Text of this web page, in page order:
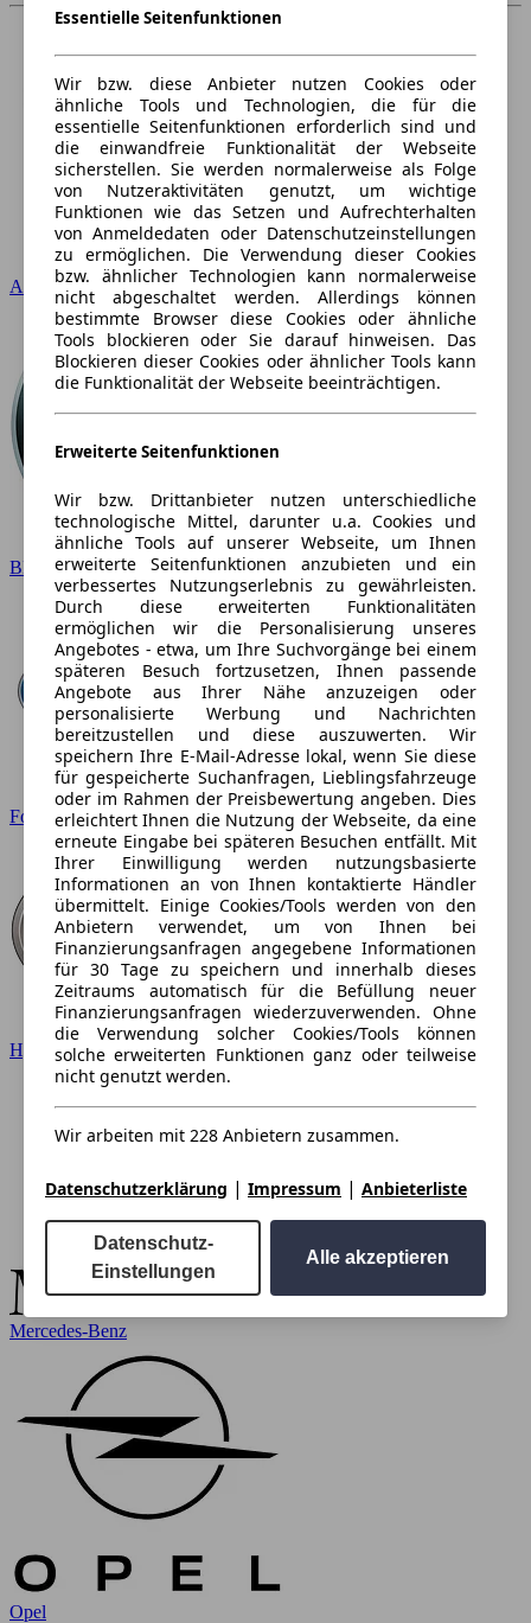
Audi
BMW
Ford
Hyundai
Mercedes-Benz
Opel
Essentielle Seitenfunktionen
Wir bzw. diese Anbieter nutzen Cookies oder
ähnliche Tools und Technologien, die für die
essentielle Seitenfunktionen erforderlich sind und
die einwandfreie Funktionalität der Webseite
sicherstellen. Sie werden normalerweise als Folge
von Nutzeraktivitäten genutzt, um wichtige
Funktionen wie das Setzen und Aufrechterhalten
von Anmeldedaten oder Datenschutzeinstellungen
zu ermöglichen. Die Verwendung dieser Cookies
bzw. ähnlicher Technologien kann normalerweise
nicht abgeschaltet werden. Allerdings können
bestimmte Browser diese Cookies oder ähnliche
Tools blockieren oder Sie darauf hinweisen. Das
Blockieren dieser Cookies oder ähnlicher Tools kann
die Funktionalität der Webseite beeinträchtigen.
Erweiterte Seitenfunktionen
Wir bzw. Drittanbieter nutzen unterschiedliche
technologische Mittel, darunter u.a. Cookies und
ähnliche Tools auf unserer Webseite, um Ihnen
erweiterte Seitenfunktionen anzubieten und ein
verbessertes Nutzungserlebnis zu gewährleisten.
Durch diese erweiterten Funktionalitäten
ermöglichen wir die Personalisierung unseres
Angebotes - etwa, um Ihre Suchvorgänge bei einem
späteren Besuch fortzusetzen, Ihnen passende
Angebote aus Ihrer Nähe anzuzeigen oder
personalisierte Werbung und Nachrichten
bereitzustellen und diese auszuwerten. Wir
speichern Ihre E-Mail-Adresse lokal, wenn Sie diese
für gespeicherte Suchanfragen, Lieblingsfahrzeuge
oder im Rahmen der Preisbewertung angeben. Dies
erleichtert Ihnen die Nutzung der Webseite, da eine
erneute Eingabe bei späteren Besuchen entfällt. Mit
Ihrer Einwilligung werden nutzungsbasierte
Informationen an von Ihnen kontaktierte Händler
übermittelt. Einige Cookies/Tools werden von den
Anbietern verwendet, um von Ihnen bei
Finanzierungsanfragen angegebene Informationen
für 30 Tage zu speichern und innerhalb dieses
Zeitraums automatisch für die Befüllung neuer
Finanzierungsanfragen wiederzuverwenden. Ohne
die Verwendung solcher Cookies/Tools können
solche erweiterten Funktionen ganz oder teilweise
nicht genutzt werden.
Wir arbeiten mit 228 Anbietern zusammen.
Datenschutzerklärung | Impressum | Anbieterliste
Datenschutz-
Einstellungen
Alle akzeptieren